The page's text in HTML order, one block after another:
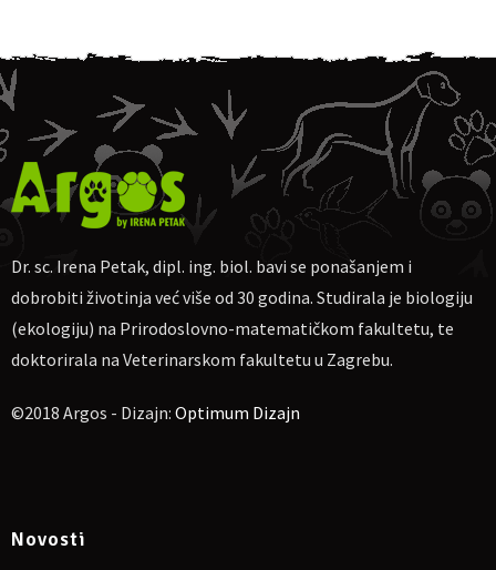
Dr. sc. Irena Petak, dipl. ing. biol. bavi se ponašanjem i
dobrobiti životinja već više od 30 godina. Studirala je biologiju
(ekologiju) na Prirodoslovno-matematičkom fakultetu, te
doktorirala na Veterinarskom fakultetu u Zagrebu.
©2018 Argos - Dizajn: Optimum Dizajn
Novosti